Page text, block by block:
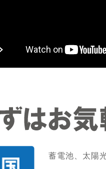
蓄電池、太陽